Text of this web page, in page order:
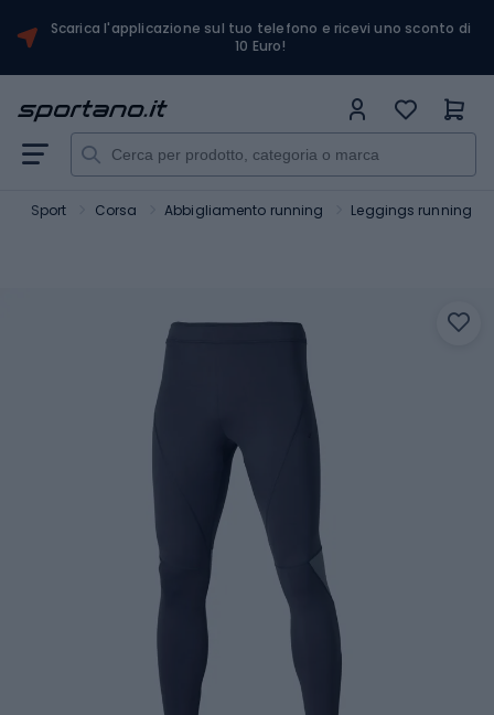
Scarica l'applicazione sul tuo telefono e ricevi uno sconto di
10 Euro!
Sport Corsa Abbigliamento running Leggings running